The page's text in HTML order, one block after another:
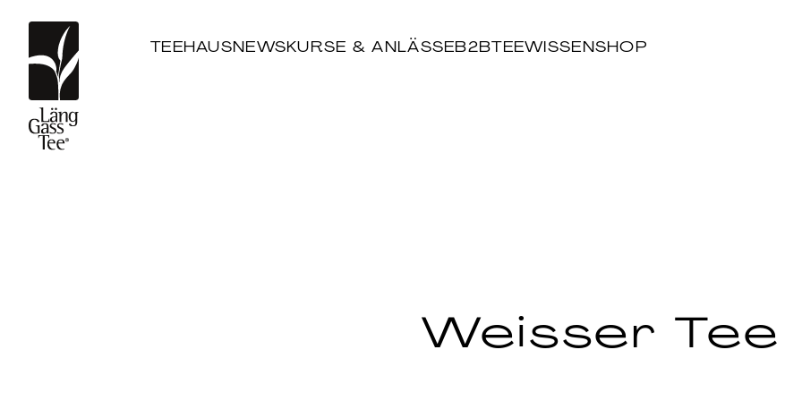
TEEHAUSNEWSKURSE & ANLÄSSEB2BTEEWISSENSHOP
Weisser Tee